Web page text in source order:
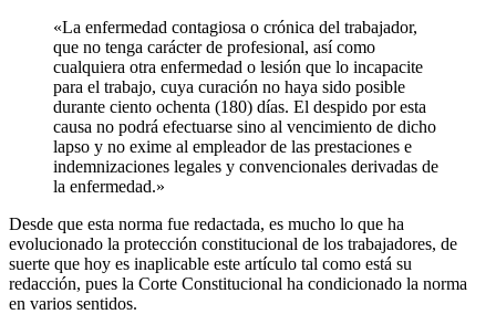
«La enfermedad contagiosa o crónica del trabajador,
que no tenga carácter de profesional, así como
cualquiera otra enfermedad o lesión que lo incapacite
para el trabajo, cuya curación no haya sido posible
durante ciento ochenta (180) días. El despido por esta
causa no podrá efectuarse sino al vencimiento de dicho
lapso y no exime al empleador de las prestaciones e
indemnizaciones legales y convencionales derivadas de
la enfermedad.»
Desde que esta norma fue redactada, es mucho lo que ha
evolucionado la protección constitucional de los trabajadores, de
suerte que hoy es inaplicable este artículo tal como está su
redacción, pues la Corte Constitucional ha condicionado la norma
en varios sentidos.